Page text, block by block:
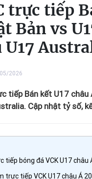
trực tiếp
Bản vs
U17
2026
tiếp Bán kết U17
Cập nhật tỷ số,
tiếp bóng đá VCK U17 châu
trực tiếp VCK U17 châu Á